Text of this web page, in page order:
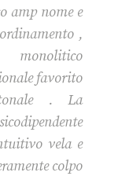
amp nome e
,
monolitico
favorito
. La
vela e
colpo